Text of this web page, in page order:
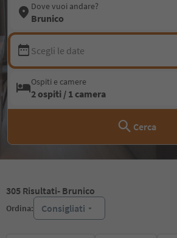
Dove vuoi andare?
Brunico
Scegli le date
Ospiti e camere
2 ospiti / 1 camera
Cerca
305 Risultati- Brunico
Ordina: Consigliati